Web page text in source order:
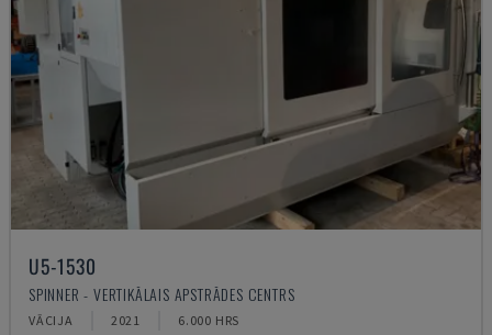
U5-1530
SPINNER - VERTIKĀLAIS APSTRĀDES CENTRS
VĀCIJA 2021 6.000 HRS